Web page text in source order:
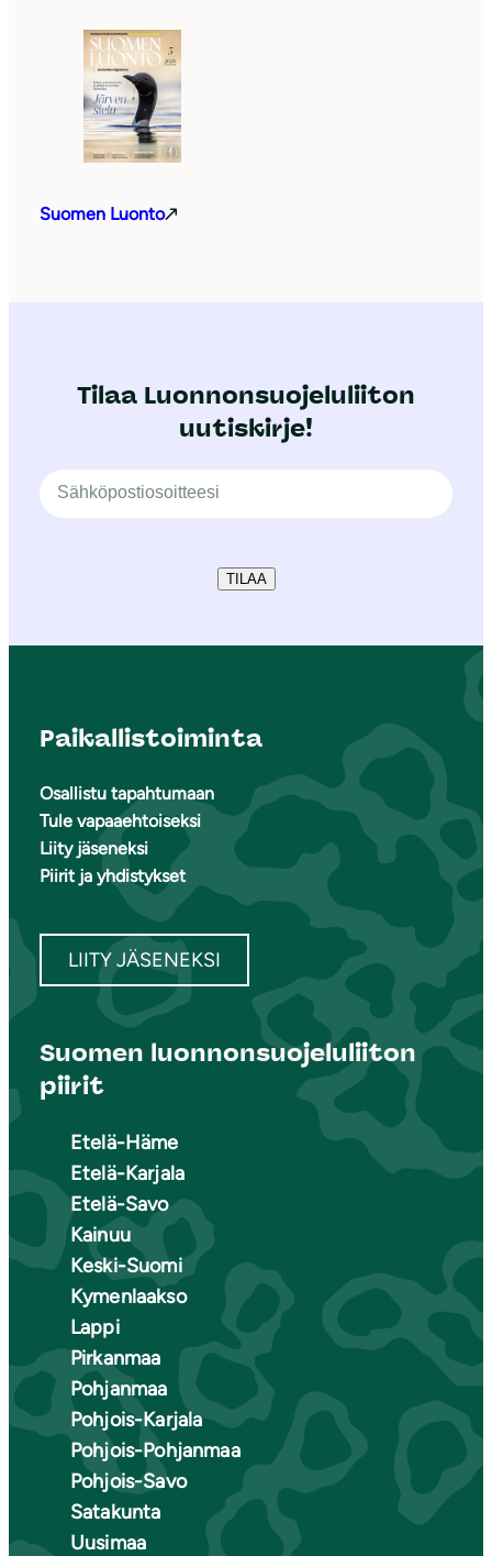
Suomen Luonto
Tilaa Luonnonsuojeluliiton
uutiskirje!
TILAA
Paikallistoiminta
Osallistu tapahtumaan
Tule vapaaehtoiseksi
Liity jäseneksi
Piirit ja yhdistykset
LIITY JÄSENEKSI
Suomen luonnonsuojeluliiton
piirit
Etelä-Häme
Etelä-Karjala
Etelä-Savo
Kainuu
Keski-Suomi
Kymenlaakso
Lappi
Pirkanmaa
Pohjanmaa
Pohjois-Karjala
Pohjois-Pohjanmaa
Pohjois-Savo
Satakunta
Uusimaa